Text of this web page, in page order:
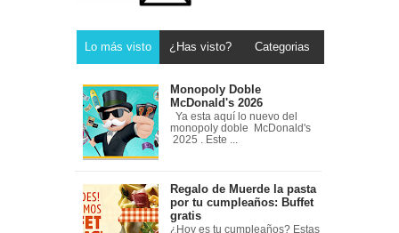
Lo más visto ¿Has visto? Categorias
Monopoly Doble
McDonald's 2026
Ya esta aquí lo nuevo del
monopoly doble McDonald's
2025 . Este ...
Regalo de Muerde la pasta
por tu cumpleaños: Buffet
gratis
¿Hoy es tu cumpleaños? Estas